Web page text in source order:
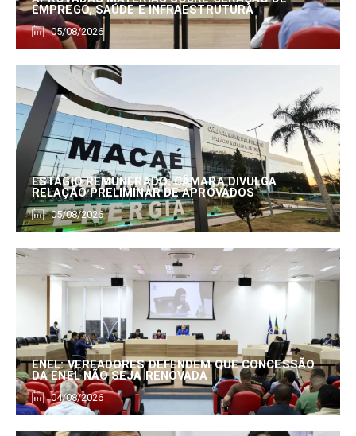
EMPREGO, SAÚDE E INFRAESTRUTURA
05/08/2026
ESTÁGIO REMUNERADO: CÂMARA DIVULGA
RELAÇÃO PRELIMINAR DE APROVADOS
05/08/2026
ENEL: VEREADORES DEFENDEM QUE CONCESSÃO
DA ENEL NÃO SEJA RENOVADA
04/08/2026